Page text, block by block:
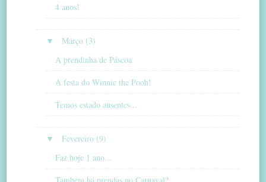
4 anos!
▼
Março (3)
A prendinha de Páscoa
A festa do Winnie the Pooh!
Temos estado ausentes...
▼
Fevereiro (9)
Faz hoje 1 ano...